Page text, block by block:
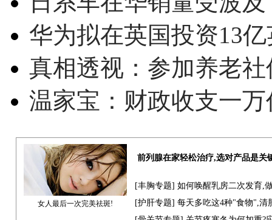
华为拟在英国投资13
真相透视：参加养老
温家宝：财政收支一
女人最后一次完美祛斑!
前列腺在家轻松治疗,选对产品是关
[丰胸专题] 如何唤醒乳房二次发育,
[护肝专题] 每天多吃这4种"食物",清